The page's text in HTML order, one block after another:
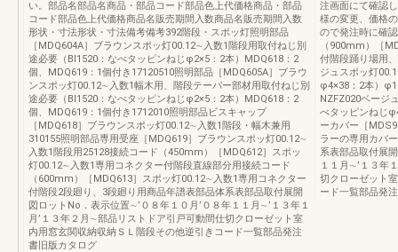
い。部品名部品名商品・部品コード部品色上代価格商品・部品
コード部品色上代価格商品名販売期間入数商品名販売期間入数
形状・寸法形状・寸法備考備考392階段・スポッ灯照明部品
［MDQ604A］ブラウンスポッ灯00.12∼入数1階段用取付ねじ別
途必要（BI1520：なべタッピンねじφ2×5：2本）MDQ618：2
個、MDQ619：1個付き17120510照明部品［MDQ605A］ブラウ
ンスポッ灯00.12∼入数1幅木用、階段テーパー部材用取付ねじ別
途必要（BI1520：なべタッピンねじφ2×5：2本）MDQ618：2
個、MDQ619：1個付き1712010照明部品ビスキャップ
［MDQ618］ブラウンスポッ灯00.12∼入数1階段・幅木兼用
310155照明部品専用受座［MDQ619］ブラウンスポッ灯00.12∼
入数1階段用25128接続コード（450mm）［MDQ612］スポッ
灯00.12∼入数1専用コネクター付階段直線部分用接続コード
（600mm）［MDQ613］スポッ灯00.12∼入数1専用コネクター
付階段2段廻り、3段廻り用商品年譜表部品体系表部品取付展開
図ロットNo．表示位置∼’０８年１０月’０８年１１月∼’１３年１
月’１３年２月∼部品リストドア引戸可動間仕切クローゼット室
内用窓玄関収納収納ＳＬ階段その他逆引きコード一覧部品発注
書旧版カタログ
注画面にて確認
様の変更、価格
ので発注時に確
（900mm）［
付階段踊り場用
ジュスポッ灯
φ4×38：2本）
NZFZ020ベージ
べタッピンねじ
ーカバー［
ラーの専用カバ
系表部品取付展
１１月∼’１３年
切クローゼット
ード一覧部品発